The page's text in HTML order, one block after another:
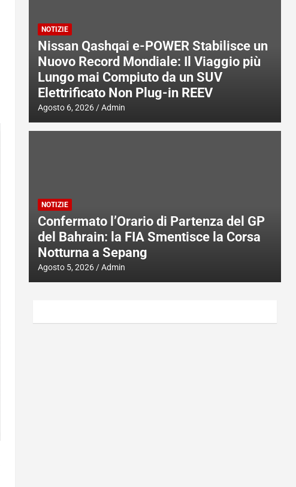
NOTIZIE
Nissan Qashqai e-POWER Stabilisce un
Nuovo Record Mondiale: Il Viaggio più
Lungo mai Compiuto da un SUV
Elettrificato Non Plug-in REEV
Agosto 6, 2026 Admin
NOTIZIE
Confermato l’Orario di Partenza del GP
del Bahrain: la FIA Smentisce la Corsa
Notturna a Sepang
Agosto 5, 2026 Admin